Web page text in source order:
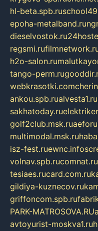
hl-beta.spb.ru
epoha-metalband.ru
dieselvostok.ru
regsmi.ru
h2o-salon.ru
tango-perm.ru
webkrasotki.com
ankou.spb.rualvesta1.ru
sakhatoday.ru
golf2club.msk.ru
multimodal.msk.ru
isz-fest.ruewnc.info
volnav.spb.rucomnat.ru
tesiaes.rucard.com.ru
gildiya-kuznecov.ru
griffoncom.spb.ru
PARK-MATROSOVA.RU
avtoyurist-moskva1.ru